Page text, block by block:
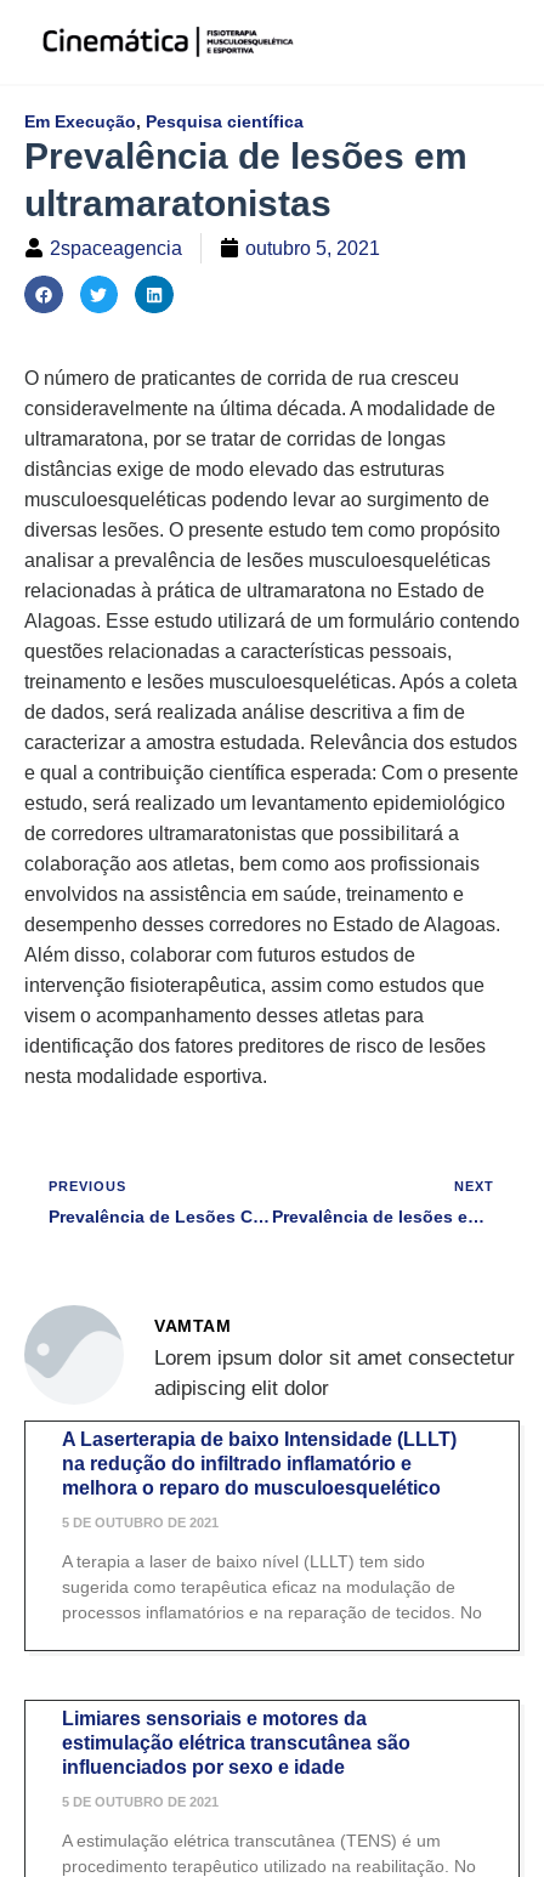
Em Execução, Pesquisa científica
Prevalência de lesões em
ultramaratonistas
2spaceagencia outubro 5, 2021
O número de praticantes de corrida de rua cresceu
consideravelmente na última década. A modalidade de
ultramaratona, por se tratar de corridas de longas
distâncias exige de modo elevado das estruturas
musculoesqueléticas podendo levar ao surgimento de
diversas lesões. O presente estudo tem como propósito
analisar a prevalência de lesões musculoesqueléticas
relacionadas à prática de ultramaratona no Estado de
Alagoas. Esse estudo utilizará de um formulário contendo
questões relacionadas a características pessoais,
treinamento e lesões musculoesqueléticas. Após a coleta
de dados, será realizada análise descritiva a fim de
caracterizar a amostra estudada. Relevância dos estudos
e qual a contribuição científica esperada: Com o presente
estudo, será realizado um levantamento epidemiológico
de corredores ultramaratonistas que possibilitará a
colaboração aos atletas, bem como aos profissionais
envolvidos na assistência em saúde, treinamento e
desempenho desses corredores no Estado de Alagoas.
Além disso, colaborar com futuros estudos de
intervenção fisioterapêutica, assim como estudos que
visem o acompanhamento desses atletas para
identificação dos fatores preditores de risco de lesões
nesta modalidade esportiva.
PREVIOUS
Prevalência de Lesões Correlacionada ao Volume de Treino no Triatlo
NEXT
Prevalência de lesões em lutadores de jiu-jítsu
VAMTAM
Lorem ipsum dolor sit amet consectetur
adipiscing elit dolor
A Laserterapia de baixo Intensidade (LLLT)
na redução do infiltrado inflamatório e
melhora o reparo do musculoesquelético
5 DE OUTUBRO DE 2021
A terapia a laser de baixo nível (LLLT) tem sido
sugerida como terapêutica eficaz na modulação de
processos inflamatórios e na reparação de tecidos. No
Limiares sensoriais e motores da
estimulação elétrica transcutânea são
influenciados por sexo e idade
5 DE OUTUBRO DE 2021
A estimulação elétrica transcutânea (TENS) é um
procedimento terapêutico utilizado na reabilitação. No